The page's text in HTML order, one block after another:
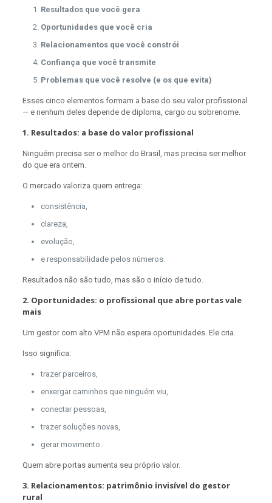
Resultados que você gera
Oportunidades que você cria
Relacionamentos que você constrói
Confiança que você transmite
Problemas que você resolve (e os que evita)
Esses cinco elementos formam a base do seu valor profissional
— e nenhum deles depende de diploma, cargo ou sobrenome.
1. Resultados: a base do valor profissional
Ninguém precisa ser o melhor do Brasil, mas precisa ser melhor
do que era ontem.
O mercado valoriza quem entrega:
consistência,
clareza,
evolução,
e responsabilidade pelos números.
Resultados não são tudo, mas são o início de tudo.
2. Oportunidades: o profissional que abre portas vale
mais
Um gestor com alto VPM não espera oportunidades. Ele cria.
Isso significa:
trazer parceiros,
enxergar caminhos que ninguém viu,
conectar pessoas,
trazer soluções novas,
gerar movimento.
Quem abre portas aumenta seu próprio valor.
3. Relacionamentos: patrimônio invisível do gestor
rural